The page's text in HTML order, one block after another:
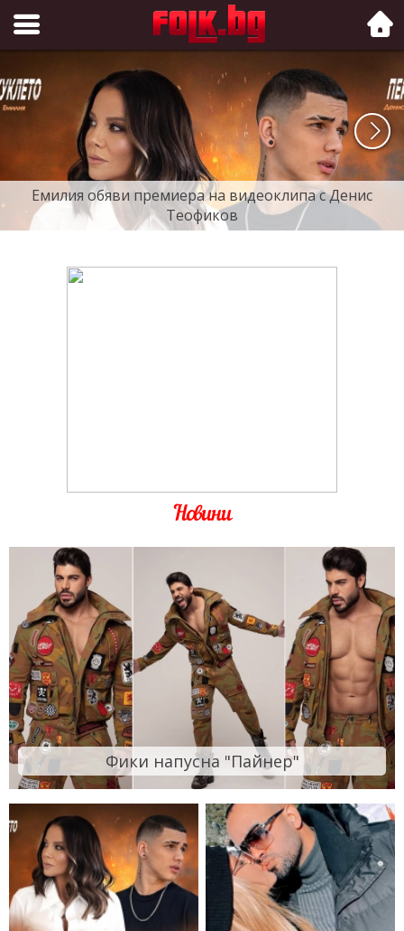
Folk.bg
Емилия обяви премиера на видеоклипа с Денис
Теофиков
Новини
Фики напусна "Пайнер"